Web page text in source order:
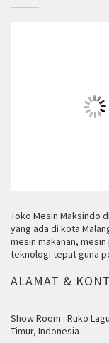
Toko Mesin Maksindo
yang ada di kota
mesin makanan,
teknologi tepat guna
ALAMAT &
Show Room : Ruko
Timur, Indonesia